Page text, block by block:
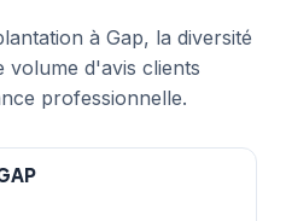
à Gap, la diversité
volume d'avis clients
professionnelle.